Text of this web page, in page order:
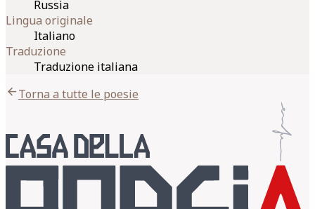
Russia
Lingua originale
Italiano
Traduzione
Traduzione italiana
arrow_backTorna a tutte le poesie